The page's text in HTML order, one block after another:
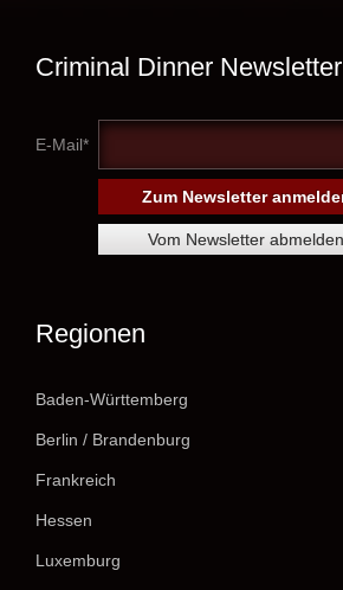
Criminal Dinner Newsletter
E-Mail*
Regionen
Baden-Württemberg
Berlin / Brandenburg
Frankreich
Hessen
Luxemburg